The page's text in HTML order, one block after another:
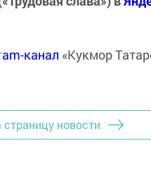
канал «Кукмор
страницу новости